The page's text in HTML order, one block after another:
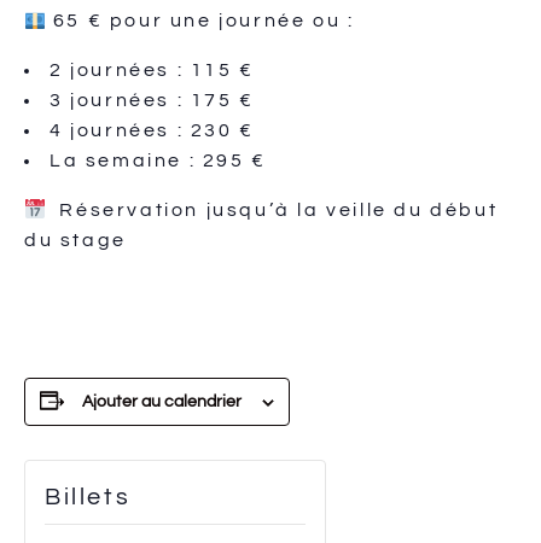
65 € pour une journée ou :
2 journées : 115 €
3 journées : 175 €
4 journées : 230 €
La semaine : 295 €
Réservation jusqu’à la veille du début
du stage
Ajouter au calendrier
Billets